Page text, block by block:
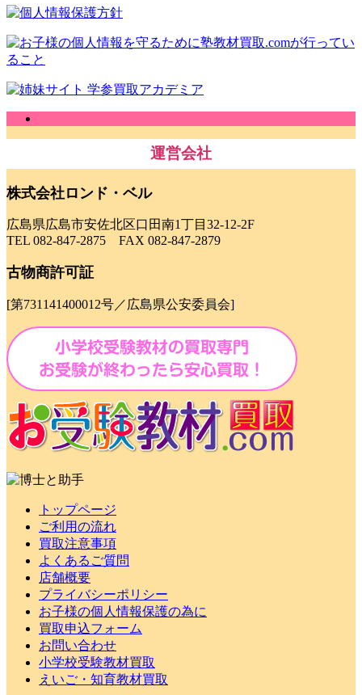
運営会社
株式会社ロンド・ベル
広島県広島市安佐北区口田南1丁目32-12-2F
TEL 082-847-2875 FAX 082-847-2879
古物商許可証
[第731141400012号／広島県公安委員会]
トップページ
ご利用の流れ
買取注意事項
よくあるご質問
店舗概要
プライバシーポリシー
お子様の個人情報保護の為に
買取申込フォーム
お問い合わせ
小学校受験教材買取
えいご・知育教材買取